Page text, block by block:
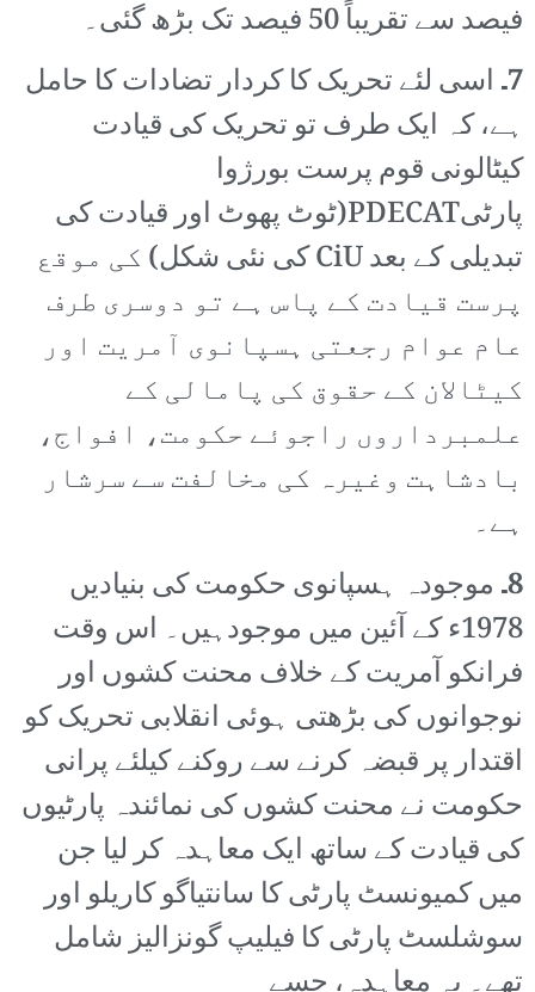
فیصد سے تقریباً 50 فیصد تک بڑھ گئی۔
7۔ اسی لئے تحریک کا کردار تضادات کا حامل
ہے، کہ ایک طرف تو تحریک کی قیادت
کیٹالونی قوم پرست بورژوا
پارٹیPDECAT(ٹوٹ پھوٹ اور قیادت کی
تبدیلی کے بعد CiU کی نئی شکل) کی موقع
پرست قیادت کے پاس ہے تو دوسری طرف
عام عوام رجعتی ہسپانوی آمریت اور
کیٹالان کے حقوق کی پامالی کے
علمبرداروں راجوئے حکومت، افواج،
بادشاہت وغیرہ کی مخالفت سے سرشار
ہے۔
8۔ موجودہ ہسپانوی حکومت کی بنیادیں
1978ء کے آئین میں موجودہیں۔ اس وقت
فرانکو آمریت کے خلاف محنت کشوں اور
نوجوانوں کی بڑھتی ہوئی انقلابی تحریک کو
اقتدار پر قبضہ کرنے سے روکنے کیلئے پرانی
حکومت نے محنت کشوں کی نمائندہ پارٹیوں
کی قیادت کے ساتھ ایک معاہدہ کر لیا جن
میں کمیونسٹ پارٹی کا سانتیاگو کاریلو اور
سوشلسٹ پارٹی کا فیلیپ گونزالیز شامل